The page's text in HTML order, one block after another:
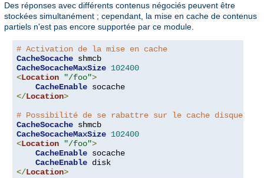
Des réponses avec différents contenus négociés peuvent être
stockées simultanément ; cependant, la mise en cache de contenus
partiels n'est pas encore supportée par ce module.
# Activation de la mise en cache
CacheSocache
CacheSocacheMaxSize 102400
<Location "/foo">
CacheEnable
</Location>
# Possibilité de se rabattre sur le cache disque
CacheSocache
CacheSocacheMaxSize 102400
<Location "/foo">
CacheEnable socache
CacheEnable
</Location>